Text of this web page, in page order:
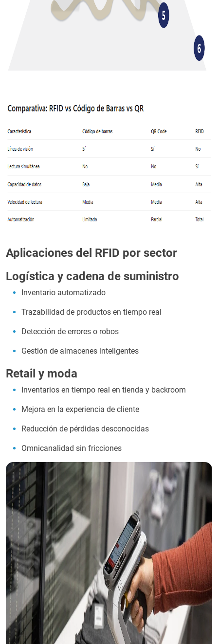
Aplicaciones del RFID por sector
Logística y cadena de suministro
Inventario automatizado
Trazabilidad de productos en tiempo real
Detección de errores o robos
Gestión de almacenes inteligentes
Retail y moda
Inventarios en tiempo real en tienda y backroom
Mejora en la experiencia de cliente
Reducción de pérdidas desconocidas
Omnicanalidad sin fricciones